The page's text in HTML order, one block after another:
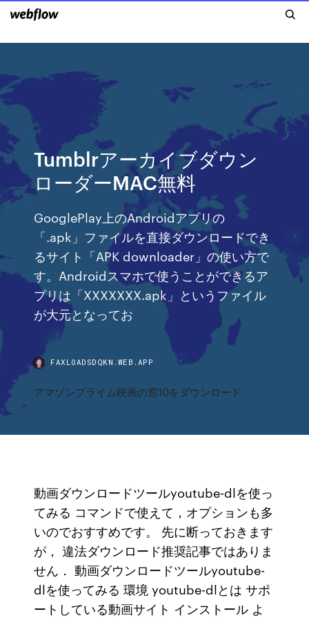
Tumblrアーカイブダウン
ローダーMAC無料
GooglePlay上のAndroidアプリの
「.apk」ファイルを直接ダウンロードでき
るサイト「APK downloader」の使い方で
す。Androidスマホで使うことができるア
プリは「XXXXXXX.apk」というファイル
が大元となってお
FAXLOADSDQKN.WEB.APP
アマゾンプライム映画の窓10をダウンロード
動画ダウンロードツールyoutube-dlを使っ
てみる コマンドで使えて，オプションも多
いのでおすすめです。 先に断っておきます
が， 違法ダウンロード推奨記事ではありま
せん． 動画ダウンロードツールyoutube-
dlを使ってみる 環境 youtube-dlとは サポ
ートしている動画サイト インストール よ